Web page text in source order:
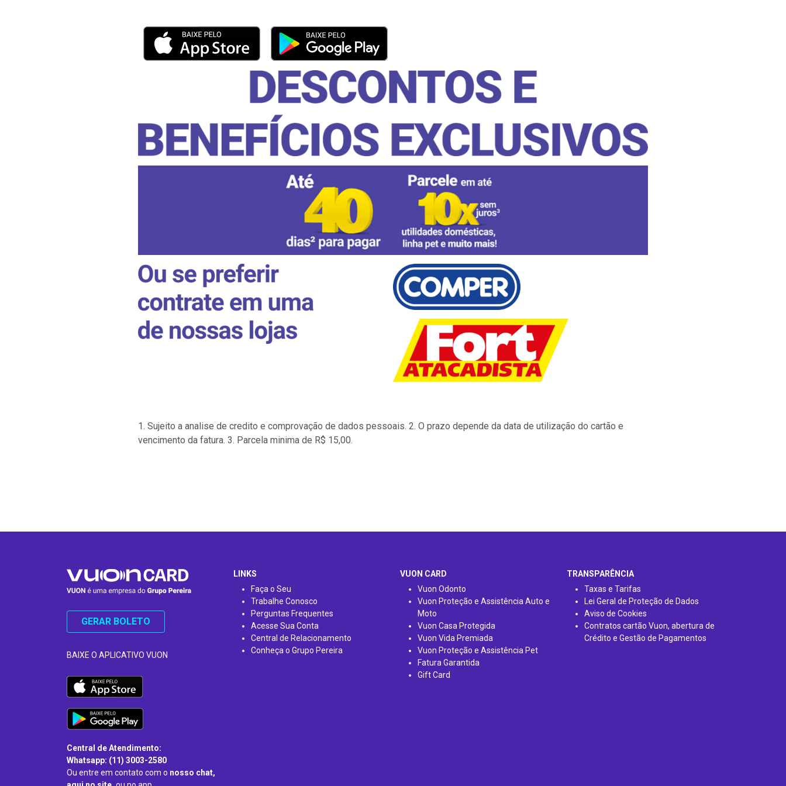
1. Sujeito a analise de credito e comprovação de dados pessoais. 2. O prazo depende da data de utilização do cartão e
vencimento da fatura. 3. Parcela minima de R$ 15,00.
GERAR BOLETO
BAIXE O APLICATIVO VUON
Central de Atendimento:
Whatsapp: (11) 3003-2580
Ou entre em contato com o nosso chat,
LINKS
Faça o Seu
Trabalhe Conosco
Perguntas Frequentes
Acesse Sua Conta
Central de Relacionamento
Conheça o Grupo Pereira
VUON CARD
Vuon Odonto
Vuon Proteção e Assistência Auto e
Moto
Vuon Casa Protegida
Vuon Vida Premiada
Vuon Proteção e Assistência Pet
Fatura Garantida
Gift Card
TRANSPARÊNCIA
Taxas e Tarifas
Lei Geral de Proteção de Dados
Aviso de Cookies
Contratos cartão Vuon, abertura de
Crédito e Gestão de Pagamentos